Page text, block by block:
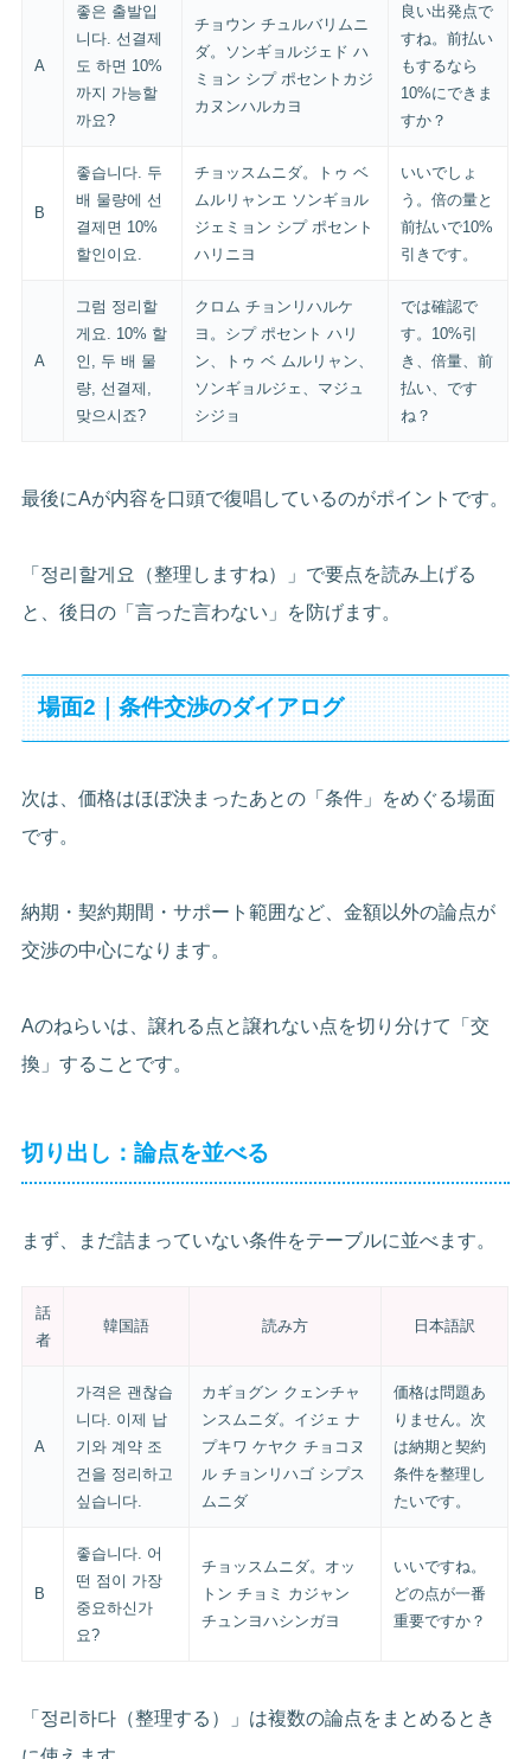
A
좋은 출발입
니다. 선결제
도 하면 10%
까지 가능할
까요?
チョウン チュルバリムニ
ダ。ソンギョルジェド ハ
ミョン シプ ポセントカジ
カヌンハルカヨ
良い出発点で
すね。前払い
もするなら
10%にできま
すか？
B
좋습니다. 두
배 물량에 선
결제면 10%
할인이요.
チョッスムニダ。トゥ ベ
ムルリャンエ ソンギョル
ジェミョン シプ ポセント
ハリニヨ
いいでしょ
う。倍の量と
前払いで10%
引きです。
A
그럼 정리할
게요. 10% 할
인, 두 배 물
량, 선결제,
맞으시죠?
クロム チョンリハルケ
ヨ。シプ ポセント ハリ
ン、トゥ ベ ムルリャン、
ソンギョルジェ、マジュ
シジョ
では確認で
す。10%引
き、倍量、前
払い、です
ね？
最後にAが内容を口頭で復唱しているのがポイントです。
「정리할게요（整理しますね）」で要点を読み上げる
と、後日の「言った言わない」を防げます。
場面2｜条件交渉のダイアログ
次は、価格はほぼ決まったあとの「条件」をめぐる場面
です。
納期・契約期間・サポート範囲など、金額以外の論点が
交渉の中心になります。
Aのねらいは、譲れる点と譲れない点を切り分けて「交
換」することです。
切り出し：論点を並べる
まず、まだ詰まっていない条件をテーブルに並べます。
話
者
韓国語 読み方 日本語訳
A
가격은 괜찮습
니다. 이제 납
기와 계약 조
건을 정리하고
싶습니다.
カギョグン クェンチャ
ンスムニダ。イジェ ナ
プキワ ケヤク チョコヌ
ル チョンリハゴ シプス
ムニダ
価格は問題あ
りません。次
は納期と契約
条件を整理し
たいです。
B
좋습니다. 어
떤 점이 가장
중요하신가
요?
チョッスムニダ。オッ
トン チョミ カジャン
チュンヨハシンガヨ
いいですね。
どの点が一番
重要ですか？
「정리하다（整理する）」は複数の論点をまとめるとき